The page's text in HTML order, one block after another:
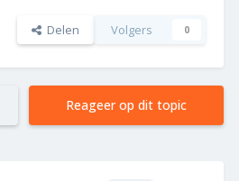
Delen Volgers 0
Reageer op dit topic